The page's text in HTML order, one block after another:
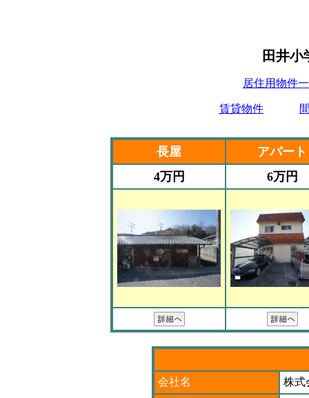
田井小
居住用物件
賃貸物件
長屋
アパート
4万円
6万円
会社名
株